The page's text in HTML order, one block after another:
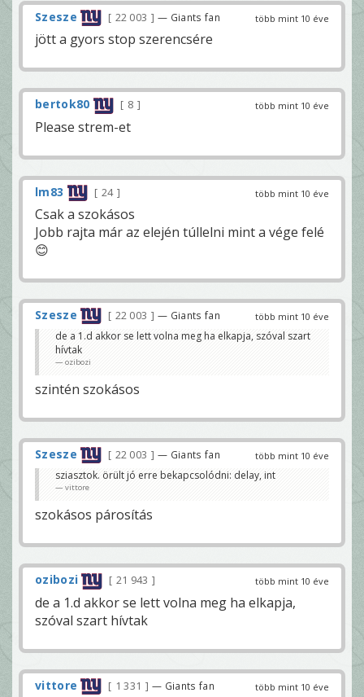
több mint 10 éve
Szesze 22 003 — Giants fan
jött a gyors stop szerencsére
több mint 10 éve
bertok80 8
Please strem-et
több mint 10 éve
lm83 24
Csak a szokásos
Jobb rajta már az elején túllelni mint a vége felé
😊
több mint 10 éve
Szesze 22 003 — Giants fan
de a 1.d akkor se lett volna meg ha elkapja, szóval szart
hívtak
ozibozi
szintén szokásos
több mint 10 éve
Szesze 22 003 — Giants fan
sziasztok. örült jó erre bekapcsolódni: delay, int
vittore
szokásos párosítás
több mint 10 éve
ozibozi 21 943
de a 1.d akkor se lett volna meg ha elkapja,
szóval szart hívtak
több mint 10 éve
vittore 1 331 — Giants fan